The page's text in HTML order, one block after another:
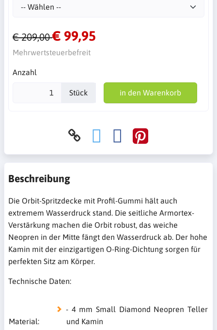
€ 209,00€ 99,95
Mehrwertsteuerbefreit
Anzahl
Stück in den Warenkorb
Beschreibung
Die Orbit-Spritzdecke mit Profil-Gummi hält auch
extremem Wasserdruck stand. Die seitliche Armortex-
Verstärkung machen die Orbit robust‚ das weiche
Neopren in der Mitte fängt den Wasserdruck ab. Der hohe
Kamin mit der einzigartigen O-Ring-Dichtung sorgen für
perfekten Sitz am Körper.
Technische Daten:
Material:
- 4 mm Small Diamond Neopren Teller
und Kamin